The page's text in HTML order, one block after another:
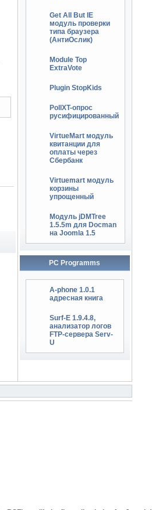
Get All But IE
модуль проверки
типа браузера
(АнтиОслик)
Module Top
ExtraVote
Plugin StopKids
PollXT-опрос
русифицированный
VirtueMart модуль
квитанции для
оплаты через
Сбербанк
Virtuemart модуль
корзины
упрощенный
Модуль jDMTree
1.5.5m для Docman
на Joomla 1.5
PC Programms
A-phone 1.0.1
адресная книга
Surf-E 1.9.4.8,
анализатор логов
FTP-сервера Serv-
U